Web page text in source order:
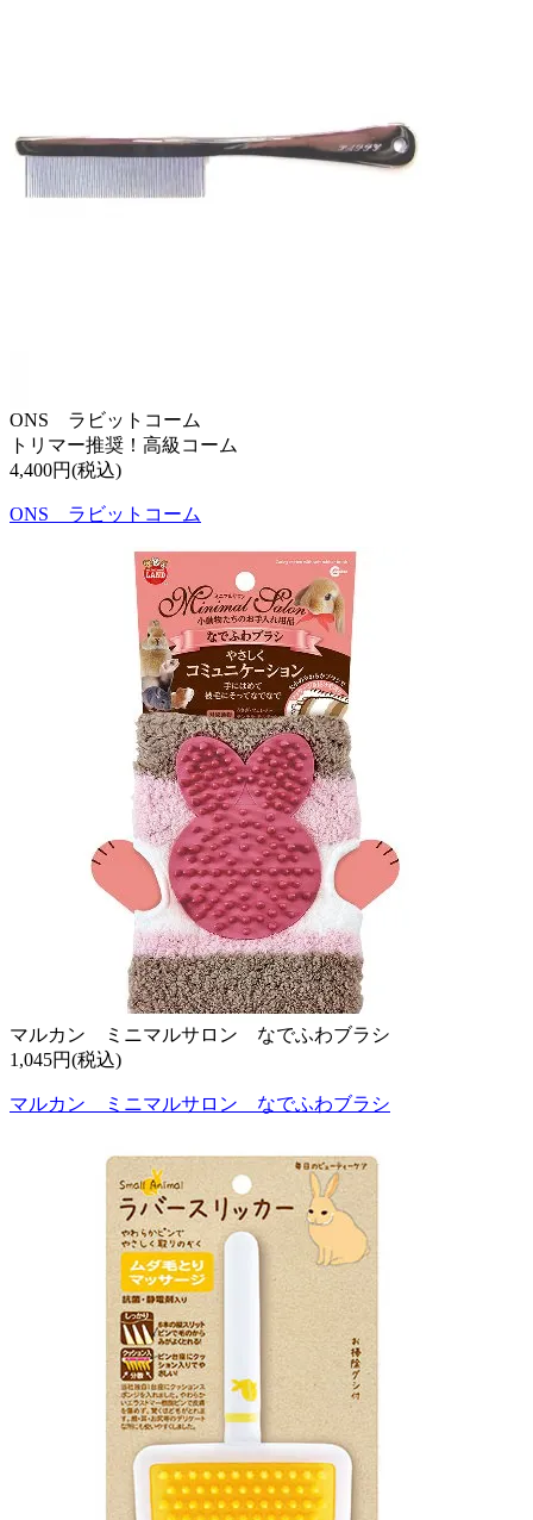
ONS ラビットコーム
トリマー推奨！高級コーム
4,400円(税込)
ONS ラビットコーム
マルカン ミニマルサロン なでふわブラシ
1,045円(税込)
マルカン ミニマルサロン なでふわブラシ